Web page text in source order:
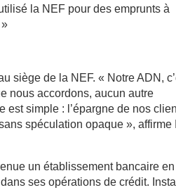
la NEF pour des emprunts à
siège de la NEF. « Notre ADN,
nous accordons, aucun autre
est simple : l’épargne de nos
spéculation opaque », affirme
un établissement bancaire en
ses opérations de crédit.